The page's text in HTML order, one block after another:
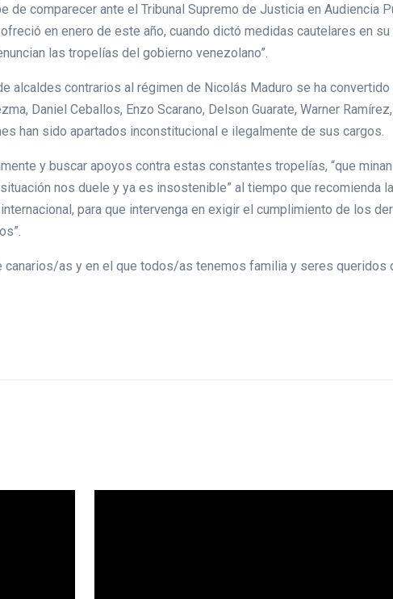
de comparecer ante el Tribunal Supremo de Justicia en Audiencia
en enero de este año, cuando dictó medidas cautelares en
las tropelías del gobierno venezolano”.
alcaldes contrarios al régimen de Nicolás Maduro se ha convertido
Daniel Ceballos, Enzo Scarano, Delson Guarate, Warner
han sido apartados inconstitucional e ilegalmente de sus cargos.
y buscar apoyos contra estas constantes tropelías, “que
nos duele y ya es insostenible” al tiempo que recomienda
para que intervenga en exigir el cumplimiento de los
canarios/as y en el que todos/as tenemos familia y seres queridos